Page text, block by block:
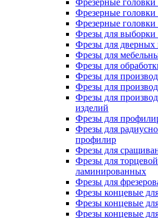
Фрезерные
Фрезерные
Фрезерные
Фрезы для выборки
Фрезы для дверных
Фрезы для
Фрезы для
Фрезы для
Фрезы для
Фрезы для
изделий
Фрезы для
Фрезы для
профилир
Фрезы для
Фрезы для
ламинированных
Фрезы для
Фрезы концевые
Фрезы концевые
Фрезы концевые